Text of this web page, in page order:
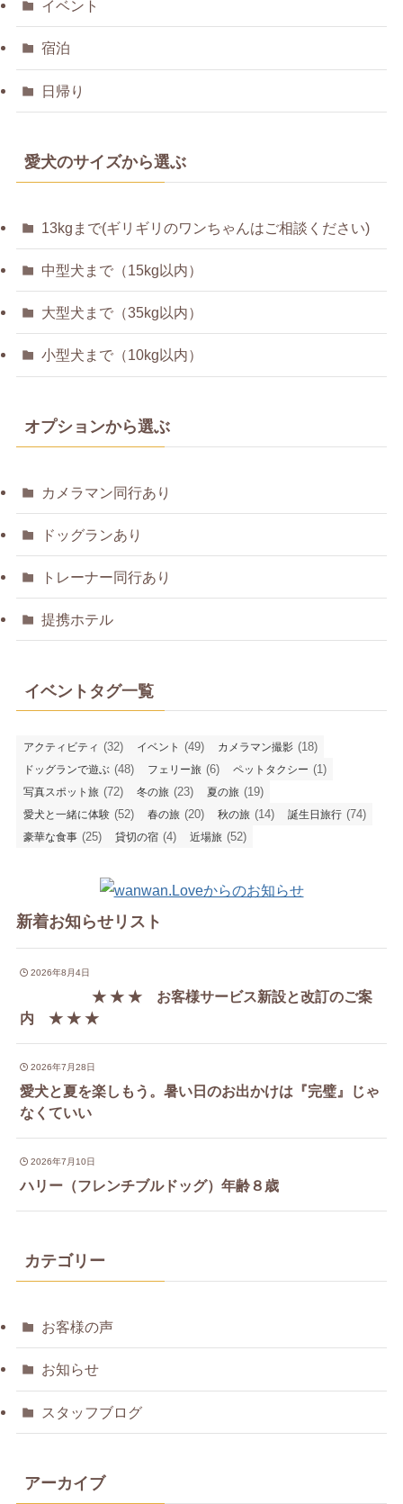
イベント
宿泊
日帰り
愛犬のサイズから選ぶ
13kgまで(ギリギリのワンちゃんはご相談ください)
中型犬まで（15kg以内）
大型犬まで（35kg以内）
小型犬まで（10kg以内）
オプションから選ぶ
カメラマン同行あり
ドッグランあり
トレーナー同行あり
提携ホテル
イベントタグ一覧
アクティビティ (32) イベント (49) カメラマン撮影 (18)
ドッグランで遊ぶ (48) フェリー旅 (6) ペットタクシー (1)
写真スポット旅 (72) 冬の旅 (23) 夏の旅 (19)
愛犬と一緒に体験 (52) 春の旅 (20) 秋の旅 (14) 誕生日旅行 (74)
豪華な食事 (25) 貸切の宿 (4) 近場旅 (52)
新着お知らせリスト
2026年8月4日
★ ★ ★ お客様サービス新設と改訂のご案
内 ★ ★ ★
2026年7月28日
愛犬と夏を楽しもう。暑い日のお出かけは『完璧』じゃ
なくていい
2026年7月10日
ハリー（フレンチブルドッグ）年齢８歳
カテゴリー
お客様の声
お知らせ
スタッフブログ
アーカイブ